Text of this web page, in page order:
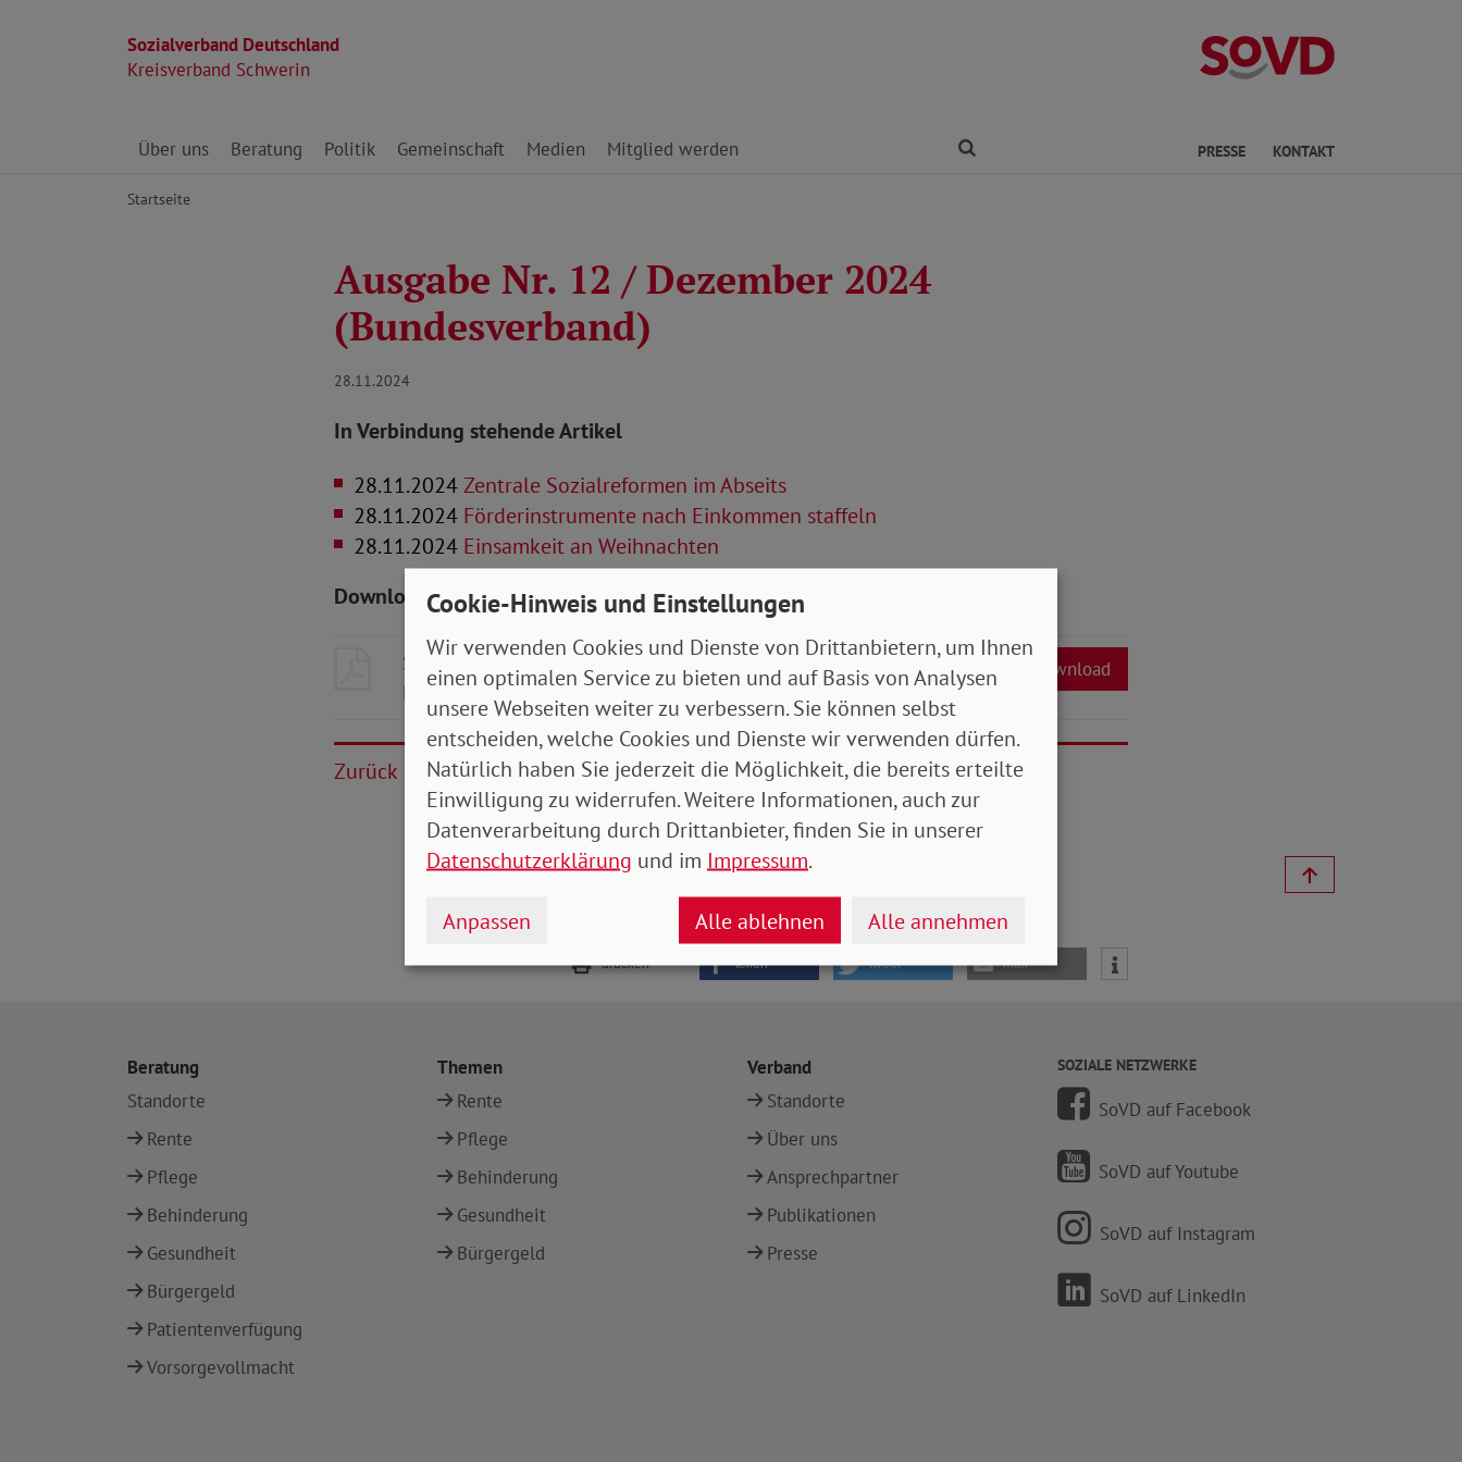
Sozialverband Deutschland
Kreisverband Schwerin
Kreisverband
Direkt zu den Inhalten springen
Über uns Beratung Politik Gemeinschaft Medien Mitglied werden PRESSE KONTAKT
Startseite
Ausgabe Nr. 12 / Dezember 2024
(Bundesverband)
28.11.2024
In Verbindung stehende Artikel
28.11.2024Zentrale Sozialreformen im Abseits
28.11.2024 Förderinstrumente nach Einkommen staffeln
28.11.2024 Einsamkeit an Weihnachten
Downloads zum Artikel
SoVD-Zeitung Ausgabe Dezember / Bundesverband- 7
MB
Download
Zurück
drucken teilen tweet mail
Beratung
Standorte
Rente
Pflege
Behinderung
Gesundheit
Bürgergeld
Patientenverfügung
Vorsorgevollmacht
Themen
Rente
Pflege
Behinderung
Gesundheit
Bürgergeld
Verband
Standorte
Über uns
Ansprechpartner
Publikationen
Presse
SOZIALE NETZWERKE
SoVD auf Facebook
SoVD auf Youtube
SoVD auf Instagram
SoVD auf LinkedIn
Cookie-Hinweis und Einstellungen
Wir verwenden Cookies und Dienste von Drittanbietern, um Ihnen
einen optimalen Service zu bieten und auf Basis von Analysen
unsere Webseiten weiter zu verbessern. Sie können selbst
entscheiden, welche Cookies und Dienste wir verwenden dürfen.
Natürlich haben Sie jederzeit die Möglichkeit, die bereits erteilte
Einwilligung zu widerrufen. Weitere Informationen, auch zur
Datenverarbeitung durch Drittanbieter, finden Sie in unserer
Datenschutzerklärung und im Impressum.
Anpassen Alle ablehnen Alle annehmen